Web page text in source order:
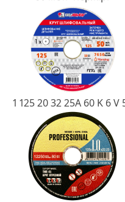
1 125 20 32 25А 60 K 6 V